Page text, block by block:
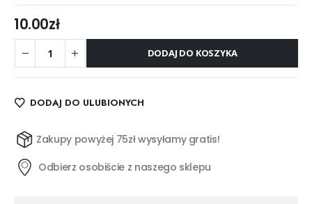
10.00zł
DODAJ DO KOSZYKA
DODAJ DO ULUBIONYCH
Zakupy powyżej 75zł wysyłamy gratis!
Odbierz osobiście z naszego sklepu